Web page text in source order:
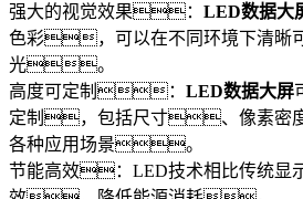
强大的视觉效果： LED数据大
色彩，可以在不同环境下清
光。
高度可定制： LED数据大屏
定制，包括尺寸、像素密
各种应用场景。
节能高效：LED技术相比传统显